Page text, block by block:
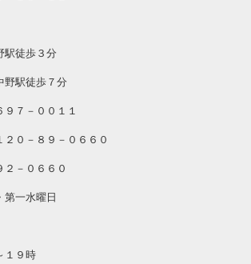
徒歩３分
駅徒歩７分
７－００１１
０－８９－０６６０
－０６６０
一水曜日
１９時